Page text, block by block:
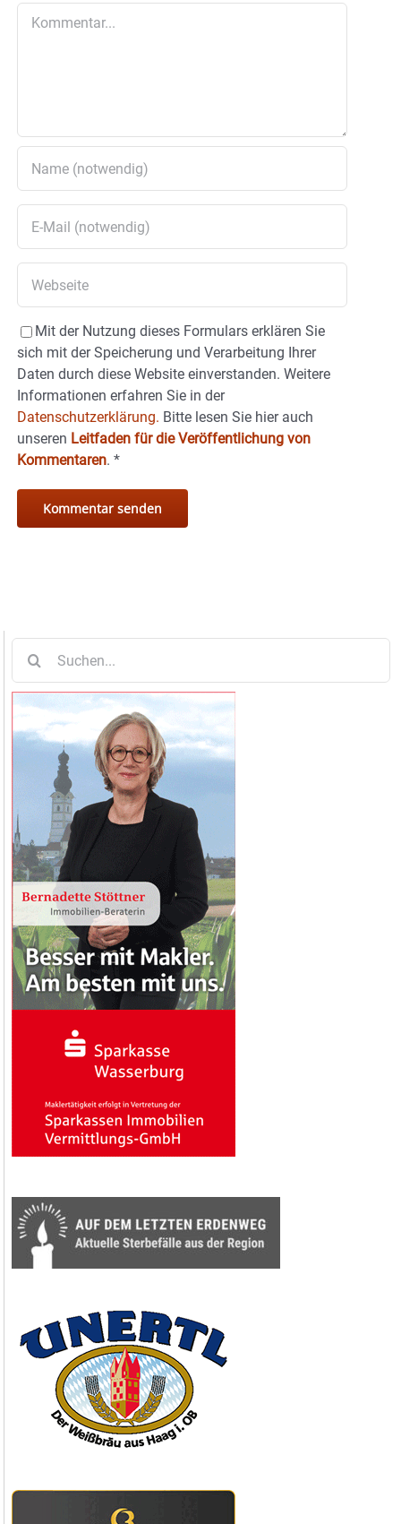
Mit der Nutzung dieses Formulars erklären Sie
sich mit der Speicherung und Verarbeitung Ihrer
Daten durch diese Website einverstanden. Weitere
Informationen erfahren Sie in der
Datenschutzerklärung. Bitte lesen Sie hier auch
unseren Leitfaden für die Veröffentlichung von
Kommentaren. *
nach: